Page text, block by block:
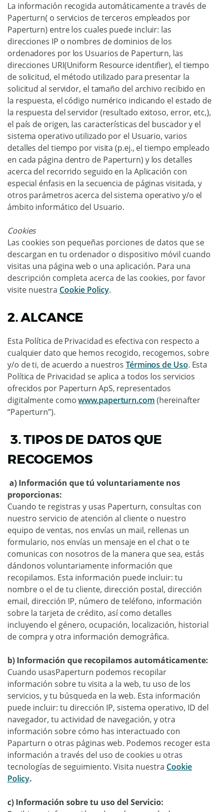
La información recogida automáticamente a través de
Paperturn( o servicios de terceros empleados por
Paperturn) entre los cuales puede incluir: las
direcciones IP o nombres de dominios de los
ordenadores por los Usuarios de Paperturn, las
direcciones URI(Uniform Resource identifier), el tiempo
de solicitud, el método utilizado para presentar la
solicitud al servidor, el tamaño del archivo recibido en
la respuesta, el código numérico indicando el estado de
la respuesta del servidor (resultado exitoso, error, etc,),
el país de origen, las características del buscador y el
sistema operativo utilizado por el Usuario, varios
detalles del tiempo por visita (p.ej., el tiempo empleado
en cada página dentro de Paperturn) y los detalles
acerca del recorrido seguido en la Aplicación con
especial énfasis en la secuencia de páginas visitada, y
otros parámetros acerca del sistema operativo y/o el
ámbito informático del Usuario.
Cookies
Las cookies son pequeñas porciones de datos que se
descargan en tu ordenador o dispositivo móvil cuando
visitas una página web o una aplicación. Para una
descripción completa acerca de las cookies, por favor
visite nuestra Cookie Policy.
2. ALCANCE
Esta Política de Privacidad es efectiva con respecto a
cualquier dato que hemos recogido, recogemos, sobre
y/o de ti, de acuerdo a nuestrosTérminos de Uso. Esta
Política de Privacidad se aplica a todos los servicios
ofrecidos por Paperturn ApS, representados
digitalmente comowww.paperturn.com (hereinafter
“Paperturn”).
3. TIPOS DE DATOS QUE
RECOGEMOS
a) Información que tú voluntariamente nos
proporcionas:
Cuando te registras y usas Paperturn, consultas con
nuestro servicio de atención al cliente o nuestro
equipo de ventas, nos envías un mail, rellenas un
formulario, nos envías un mensaje en el chat o te
comunicas con nosotros de la manera que sea, estás
dándonos voluntariamente información que
recopilamos. Esta información puede incluir: tu
nombre o el de tu cliente, dirección postal, dirección
email, dirección IP, número de teléfono, información
sobre la tarjeta de crédito, así como detalles
incluyendo el género, ocupación, localización, historial
de compra y otra información demográfica.
b) Información que recopilamos automáticamente:
Cuando usasPaperturn podemos recopilar
información sobre tu visita a la web, tu uso de los
servicios, y tu búsqueda en la web. Esta información
puede incluir: tu dirección IP, sistema operativo, ID del
navegador, tu actividad de navegación, y otra
información sobre cómo has interactuado con
Paparturn o otras páginas web. Podemos recoger esta
información a través del uso de cookies u otras
tecnologías de seguimiento. Visita nuestra Cookie
Policy.
c) Información sobre tu uso del Servicio: